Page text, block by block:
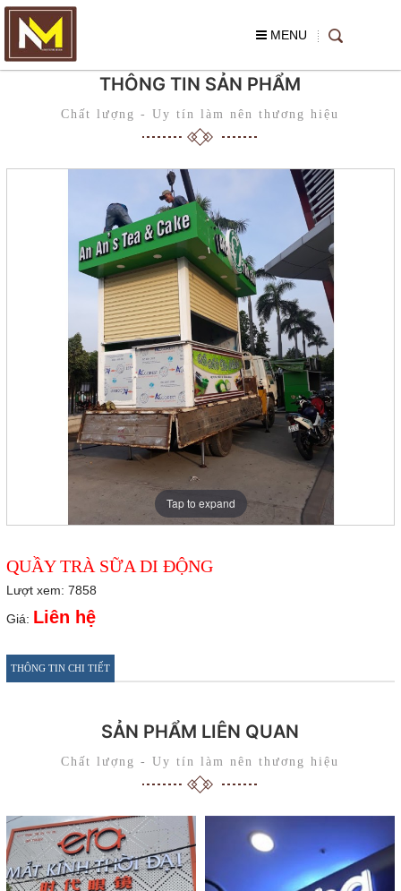
MENU
THÔNG TIN SẢN PHẨM
Chất lượng - Uy tín làm nên thương hiệu
Tap to expand
QUẦY TRÀ SỮA DI ĐỘNG
Lượt xem: 7858
Giá: Liên hệ
THÔNG TIN CHI TIẾT
SẢN PHẨM LIÊN QUAN
Chất lượng - Uy tín làm nên thương hiệu